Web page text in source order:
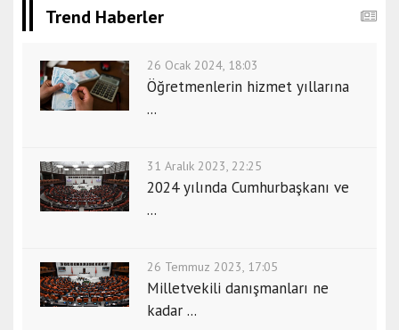
Trend Haberler
26 Ocak 2024, 18:03
Öğretmenlerin hizmet yıllarına
...
31 Aralık 2023, 22:25
2024 yılında Cumhurbaşkanı ve
...
26 Temmuz 2023, 17:05
Milletvekili danışmanları ne
kadar ...